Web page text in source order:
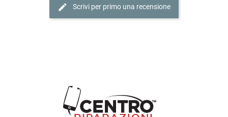
edit Scrivi per primo una recensione